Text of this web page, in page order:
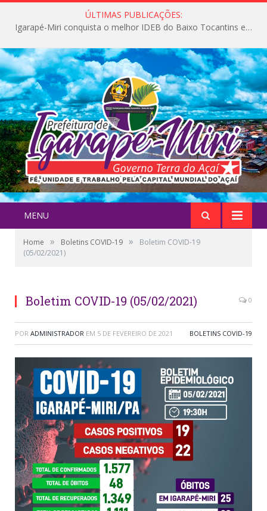
ÚLTIMAS PUBLICAÇÕES:
Igarapé-Miri conquista o melhor IDEB do Baixo Tocantins e avança na qualidade da educação pública
MENU
Home » Boletins COVID-19 »
Boletim COVID-19
(05/02/2021)
Boletim COVID-19 (05/02/2021) 0
POR ADMINISTRADOR EM 5 DE FEVEREIRO DE 2021 BOLETINS COVID-19